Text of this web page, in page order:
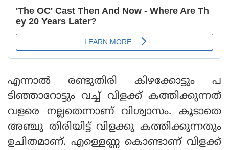
എന്നാല്‍ രണ്ടുതിരി കിഴക്കോട്ടും പ
ടിഞ്ഞാറോട്ടും വച്ച് വിളക്ക് കത്തിക്കുന്നത്
വളരെ നല്ലതെന്നാണ് വിശ്വാസം. കൂടാതെ
അഞ്ചു തിരിയിട്ട് വിളക്കു കത്തിക്കുന്നതും
ഉചിതമാണ്. എള്ളെണ്ണ കൊണ്ടാണ് വിളക്ക്